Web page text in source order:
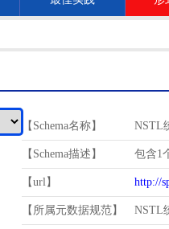
【Schema名称】 NSTL
【Schema描述】 包含1
【url】 http://
【所属元数据规范】 NSTL